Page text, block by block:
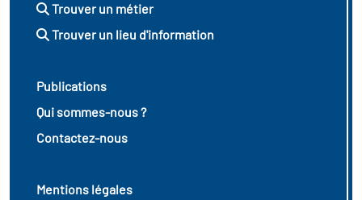
Trouver un métier
Trouver un lieu d'information
Publications
Qui sommes-nous ?
Contactez-nous
Mentions légales